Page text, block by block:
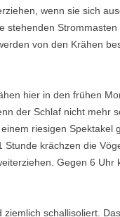
wenn sie sich
stehenden Strommasten
von den Krähen
hier in den frühen
der Schlaf nicht mehr
riesigen Spektakel
Stunde krächzen die
Gegen 6 Uhr
ziemlich schallisoliert.